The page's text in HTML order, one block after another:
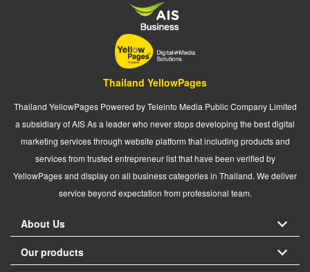
Thailand YellowPages
Thailand YellowPages Powered by Teleinfo Media Public Company Limited
a subsidiary of AIS As a leader who never stops developing the best digital
marketing services through website platform that including products and
services from trusted entrepreneur list that have been verified by
YellowPages and display on all business categories in Thailand. We deliver
service beyond expectation from professional team.
About Us
Our products